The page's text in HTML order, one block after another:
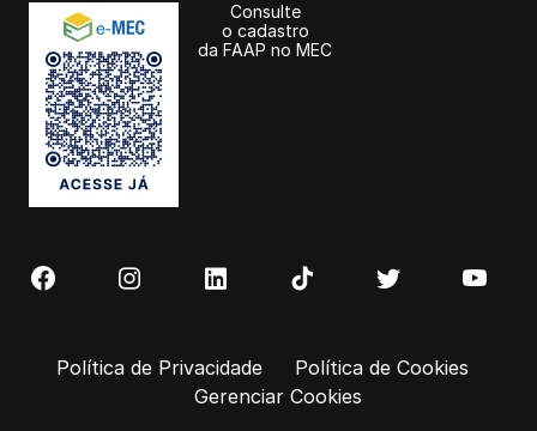
Consulte
o cadastro
da FAAP no MEC
Política de Privacidade
Política de Cookies
Gerenciar Cookies